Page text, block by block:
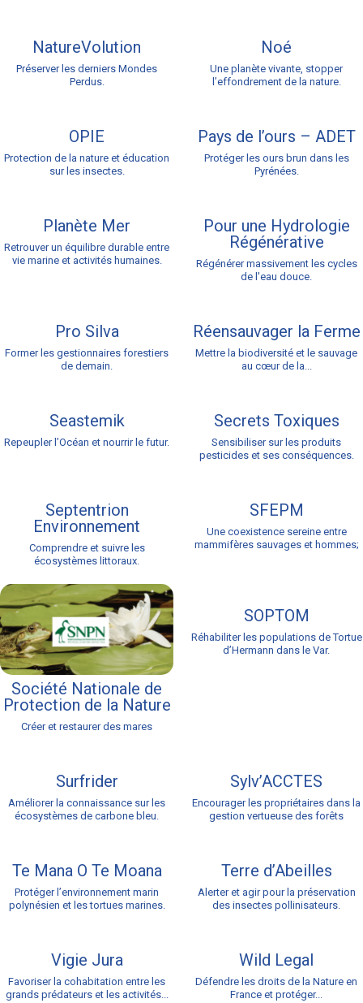
NatureVolution
Préserver les derniers Mondes
Perdus.
Noé
Une planète vivante, stopper
l’effondrement de la nature.
OPIE
Protection de la nature et éducation
sur les insectes.
Pays de l’ours – ADET
Protéger les ours brun dans les
Pyrénées.
Planète Mer
Retrouver un équilibre durable entre
vie marine et activités humaines.
Pour une Hydrologie
Régénérative
Régénérer massivement les cycles
de l'eau douce.
Pro Silva
Former les gestionnaires forestiers
de demain.
Réensauvager la Ferme
Mettre la biodiversité et le sauvage
au cœur de la...
Seastemik
Repeupler l’Océan et nourrir le futur.
Secrets Toxiques
Sensibiliser sur les produits
pesticides et ses conséquences.
Septentrion
Environnement
Comprendre et suivre les
écosystèmes littoraux.
SFEPM
Une coexistence sereine entre
mammifères sauvages et hommes;
Société Nationale de
Protection de la Nature
Créer et restaurer des mares
SOPTOM
Réhabiliter les populations de Tortue
d’Hermann dans le Var.
Surfrider
Améliorer la connaissance sur les
écosystèmes de carbone bleu.
Sylv’ACCTES
Encourager les propriétaires dans la
gestion vertueuse des forêts
Te Mana O Te Moana
Protéger l’environnement marin
polynésien et les tortues marines.
Terre d’Abeilles
Alerter et agir pour la préservation
des insectes pollinisateurs.
Vigie Jura
Favoriser la cohabitation entre les
grands prédateurs et les activités...
Wild Legal
Défendre les droits de la Nature en
France et protéger...